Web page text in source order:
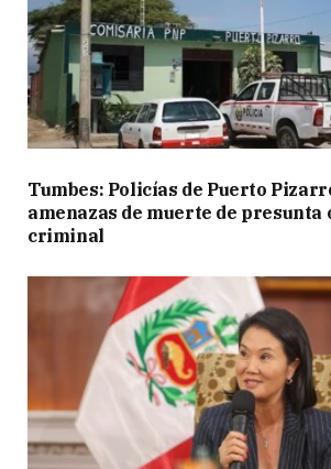
Tumbes: Policías de Puerto
amenazas de muerte de
criminal